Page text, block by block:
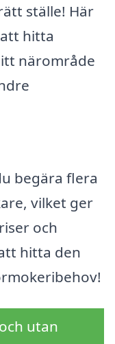
ställe! Här
hitta
närområde
begära flera
vilket ger
och
hitta den
utan